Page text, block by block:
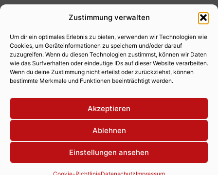
Zustimmung verwalten
Um dir ein optimales Erlebnis zu bieten, verwenden wir Technologien wie
Cookies, um Geräteinformationen zu speichern und/oder darauf
zuzugreifen. Wenn du diesen Technologien zustimmst, können wir Daten
wie das Surfverhalten oder eindeutige IDs auf dieser Website verarbeiten.
Wenn du deine Zustimmung nicht erteilst oder zurückziehst, können
bestimmte Merkmale und Funktionen beeinträchtigt werden.
Akzeptieren
Ablehnen
Einstellungen ansehen
Fotoservice
Videoservice
Werbung
Contenterstellung
Lokalnachrichten
Lokalfernsehen